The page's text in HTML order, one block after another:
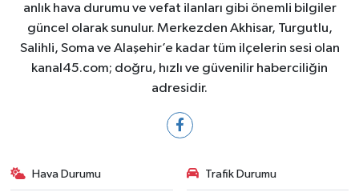
anlık hava durumu ve vefat ilanları gibi önemli bilgiler
güncel olarak sunulur. Merkezden Akhisar, Turgutlu,
Salihli, Soma ve Alaşehir’e kadar tüm ilçelerin sesi olan
kanal45.com; doğru, hızlı ve güvenilir haberciliğin
adresidir.
Hava Durumu Trafik Durumu